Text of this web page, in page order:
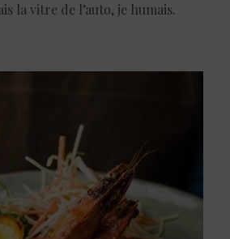
la vitre de l’auto, je humais.